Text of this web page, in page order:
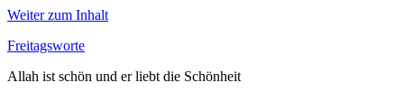
Weiter zum Inhalt
Freitagsworte
Allah ist schön und er liebt die Schönheit